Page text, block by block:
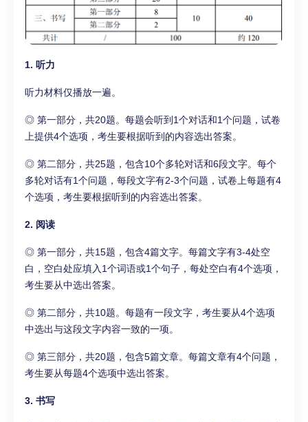
1. 听力
听力材料仅播放一遍。
◎ 第一部分，共20题。每题会听到1个对话和1个问题，试卷
上提供4个选项，考生要根据听到的内容选出答案。
◎ 第二部分，共25题，包含10个多轮对话和6段文字。每个
多轮对话有1个问题，每段文字有2-3个问题，试卷上每题有4
个选项，考生要根据听到的内容选出答案。
2. 阅读
◎ 第一部分，共15题，包含4篇文字。每篇文字有3-4处空
白，空白处应填入1个词语或1个句子，每处空白有4个选项，
考生要从中选出答案。
◎ 第二部分，共10题。每题有一段文字，考生要从4个选项
中选出与这段文字内容一致的一项。
◎ 第三部分，共20题，包含5篇文章。每篇文章有4个问题，
考生要从每题4个选项中选出答案。
3. 书写